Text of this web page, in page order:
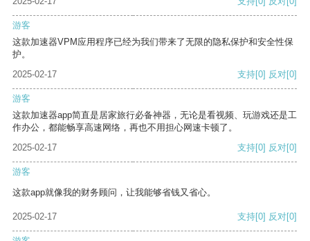
游客
这款加速器VPM应用程序已经为我们带来了无限的隐私保护和安全性保
护。
2025-02-17
支持[0] 反对[0]
游客
这款加速器app简直是居家旅行必备神器，无论是看视频、玩游戏还是工
作办公，都能畅享高速网络，再也不用担心网速卡顿了。
2025-02-17
支持[0] 反对[0]
游客
这款app就像我的财务顾问，让我能够省钱又省心。
2025-02-17 支持[0] 反对[0]